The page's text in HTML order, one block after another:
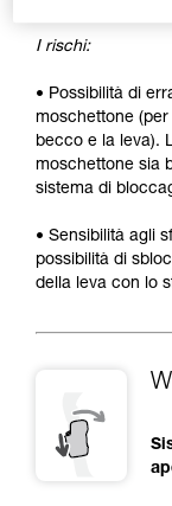
I rischi:
• Possibilità di
moschettone
becco e la leva).
moschettone sia
sistema di
• Sensibilità agli
possibilità di
della leva con lo